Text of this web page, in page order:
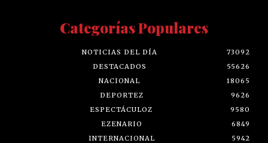
Categorías Populares
NOTICIAS DEL DÍA
73092
DESTACADOS
55626
NACIONAL
18065
DEPORTEZ
9626
ESPECTÁCULOZ
9580
EZENARIO
6849
INTERNACIONAL
5942